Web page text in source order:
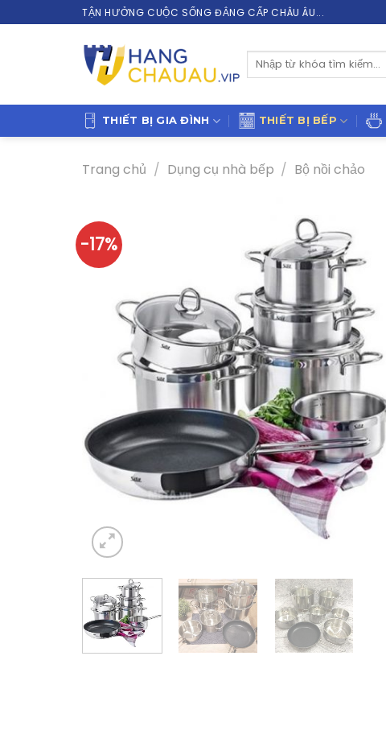
to
TẬN HƯỞNG CUỘC SỐNG ĐẲNG CẤP CHÂU ÂU...
Tìm
THIẾT BỊ GIA ĐÌNH THIẾT BỊ BẾP
Trang chủ / Dụng cụ nhà bếp / Bộ nồi chảo
-17%